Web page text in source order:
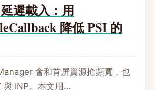
遲載入：用
降低 PSI 的
會和首屏資源搶頻寬，也
INP。本文用